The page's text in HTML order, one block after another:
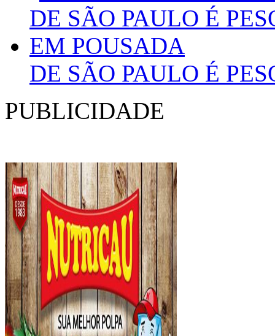
DE SÃO PAULO É
PUBLICIDADE